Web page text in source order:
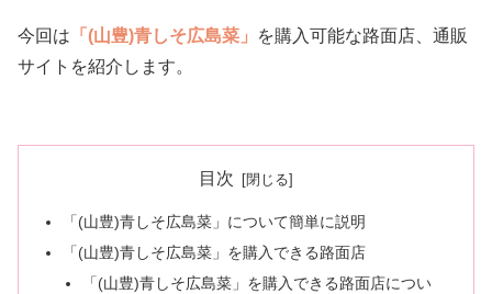
今回は 「(山豊)青しそ広島菜」
を購入可能な路面店、通販
サイトを紹介します。
目次
「(山豊)青しそ広島菜」について簡単に説明
「(山豊)青しそ広島菜」を購入できる路面店
「(山豊)青しそ広島菜」を購入できる路面店につい